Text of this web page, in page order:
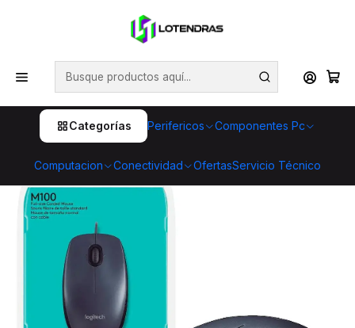
Categorías Perifericos Componentes Pc
Computacion Conectividad OfertasServicio Técnico
💥 ¡Compra HOY y retira GRATIS en tienda! 🏪🚀 Además,
aprovecha cientos de productos con Despacho Gratis 🛒📦
¡No dejes pasar esta oportunidad! 🔥
Inicio Perifericos
Mouse Logitech M100 Negro Óptico USB-A 1000 DPI